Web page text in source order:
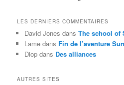
LES DERNIERS COMMENTAIRES
David Jones dansThe school of
Lame dans Fin de l’aventure
Diop dans Des alliances
AUTRES SITES